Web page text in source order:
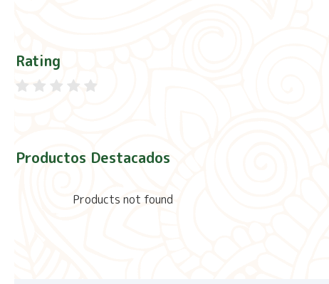
Rating
Productos Destacados
Products not found